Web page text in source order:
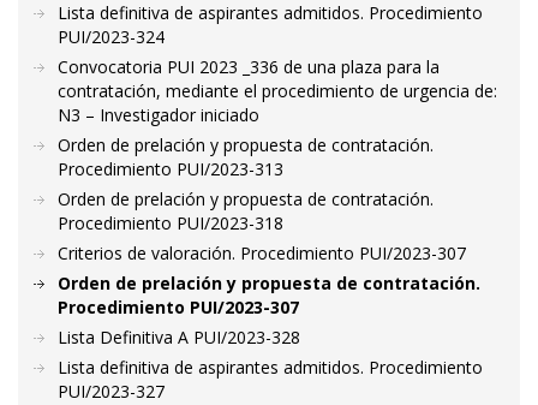
Lista definitiva de aspirantes admitidos. Procedimiento
PUI/2023-324
Convocatoria PUI 2023 _336 de una plaza para la
contratación, mediante el procedimiento de urgencia de:
N3 – Investigador iniciado
Orden de prelación y propuesta de contratación.
Procedimiento PUI/2023-313
Orden de prelación y propuesta de contratación.
Procedimiento PUI/2023-318
Criterios de valoración. Procedimiento PUI/2023-307
Orden de prelación y propuesta de contratación.
Procedimiento PUI/2023-307
Lista Definitiva A PUI/2023-328
Lista definitiva de aspirantes admitidos. Procedimiento
PUI/2023-327